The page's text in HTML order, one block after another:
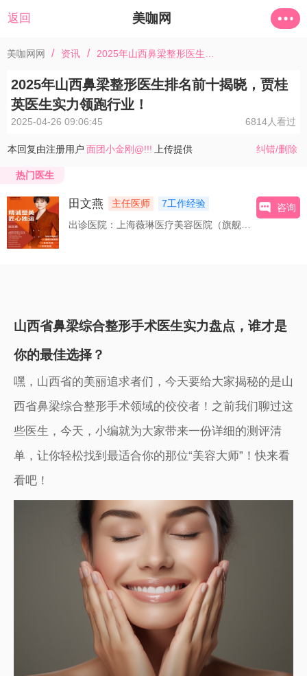
返回 美咖网
美咖网网 / 资讯 /
2025年山西鼻梁整形医生排名前十揭晓，贾桂
英医生实力领跑行业！
2025-04-26 09:06:45 6814人看过
本回复由注册用户 面团小金刚@!!! 上传提供 纠错/删除
热门医生
田文燕 主任医师
7工作经验
咨询
山西省鼻梁综合整形手术医生实力盘点，谁才是
你的最佳选择？
嘿，山西省的美丽追求者们，今天要给大家揭秘的是山
西省鼻梁综合整形手术领域的佼佼者！之前我们聊过这
些医生，今天，小编就为大家带来一份详细的测评清
单，让你轻松找到最适合你的那位“美容大师”！快来看
看吧！